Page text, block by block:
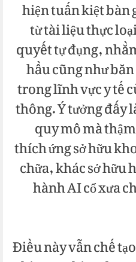
hiện tuấn kiệt
từ tài liệu thực
quyết tự đụng,
hầu cũng như
trong lĩnh vực y tế
thông. Ý tưởng đấy
quy mô mà
thích ứng sở hữu
chữa, khác sở
hành AI cổ xưa
Điều này vẫn chế